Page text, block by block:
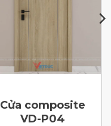
Cửa composite
VD-P04